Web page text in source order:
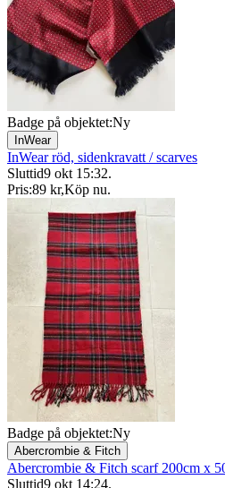
Badge på objektet:Ny
InWear
InWear röd, sidenkravatt / scarves
Sluttid9 okt 15:32.
Pris:89 kr,Köp nu.
Badge på objektet:Ny
Abercrombie & Fitch
Abercrombie & Fitch scarf 200cm x
Sluttid9 okt 14:24.